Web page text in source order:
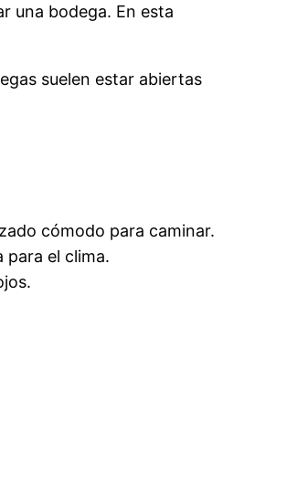
una bodega. En esta
suelen estar abiertas
cómodo para caminar.
para el clima.